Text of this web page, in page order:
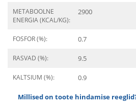
METABOOLNE
ENERGIA (KCAL/KG):
2900
FOSFOR (%): 0.7
RASVAD (%): 9.5
KALTSIUM (%): 0.9
Millised on toote hindamise